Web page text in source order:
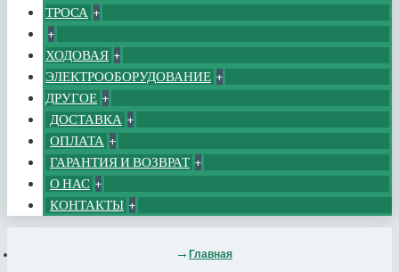
ТРОСА +
+
ХОДОВАЯ +
ЭЛЕКТРООБОРУДОВАНИЕ +
ДРУГОЕ +
ДОСТАВКА +
ОПЛАТА +
ГАРАНТИЯ И ВОЗВРАТ +
О НАС +
КОНТАКТЫ +
Главная